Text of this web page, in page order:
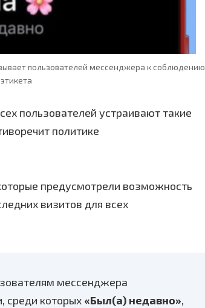
пользователей мессенджера к соблюдению
пользователей устраивают такие
политике
предусмотрели возможность
визитов для всех
мессенджера
среди которых «Был(а) недавно»,